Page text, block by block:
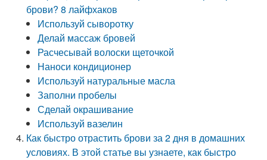
брови? 8 лайфхаков
Используй сыворотку
Делай массаж бровей
Расчесывай волоски щеточкой
Наноси кондиционер
Используй натуральные масла
Заполни пробелы
Сделай окрашивание
Используй вазелин
Как быстро отрастить брови за 2 дня в домашних
условиях. В этой статье вы узнаете, как быстро